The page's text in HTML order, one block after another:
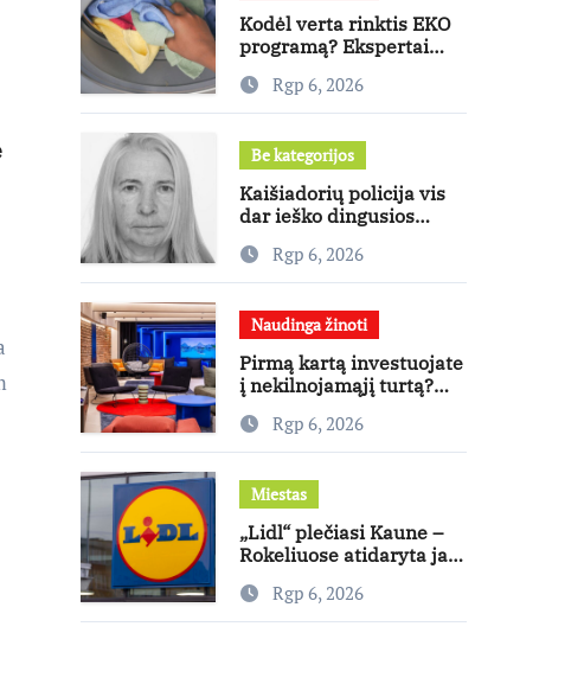
Kodėl verta rinktis EKO
programą? Ekspertai
mitusRgp 6, 2026
Be kategorijos
Kaišiadorių policija vis
dar ieško dingusios
Rgp 6, 2026
Naudinga žinoti
Pirmą kartą investuojate
į nekilnojamąjį turtą?
pasirinkti būstą, kuris
generuos grąžą
Rgp 6, 2026
Miestas
„Lidl“ plečiasi Kaune –
Rokeliuose atidaryta jau
miesteRgp 6, 2026